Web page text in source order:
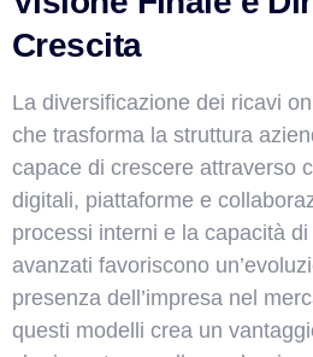
Crescita
La diversificazione dei ricavi
che trasforma la struttura
capace di crescere attraverso
digitali, piattaforme e
processi interni e la capacità
avanzati favoriscono
presenza dell’impresa nel
questi modelli crea un